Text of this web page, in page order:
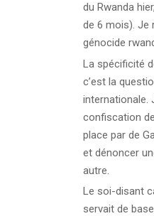
du Rwanda
de 6 mois). Je
génocide
La spécificité
c’est la
internationale.
confiscation
place par de
et dénoncer
autre.
Le soi-disant
servait de